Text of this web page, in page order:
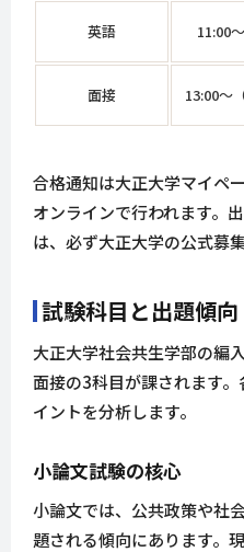
英語 11:00
面接 13:00～
合格通知は大正大学マイペ
オンラインで行われます。
は、必ず大正大学の公式募
試験科目と出題傾向
大正大学社会共生学部の編
面接の3科目が課されます
イントを分析します。
小論文試験の核心
小論文では、公共政策や社
題される傾向にあります。